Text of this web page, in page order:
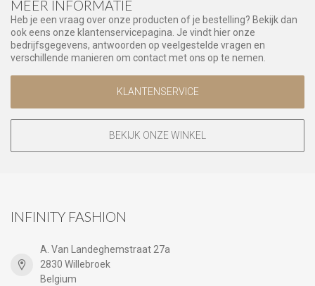
MEER INFORMATIE
Heb je een vraag over onze producten of je bestelling? Bekijk dan
ook eens onze klantenservicepagina. Je vindt hier onze
bedrijfsgegevens, antwoorden op veelgestelde vragen en
verschillende manieren om contact met ons op te nemen.
KLANTENSERVICE
BEKIJK ONZE WINKEL
INFINITY FASHION
A. Van Landeghemstraat 27a
2830 Willebroek
Belgium